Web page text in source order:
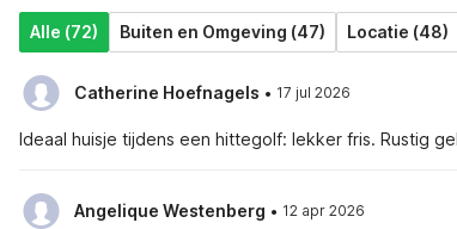
Alle (72) Buiten en Omgeving (47) Locatie (48)
Catherine Hoefnagels · 17 jul 2026
Ideaal huisje tijdens een hittegolf: lekker fris. Rustig
Angelique Westenberg · 12 apr 2026